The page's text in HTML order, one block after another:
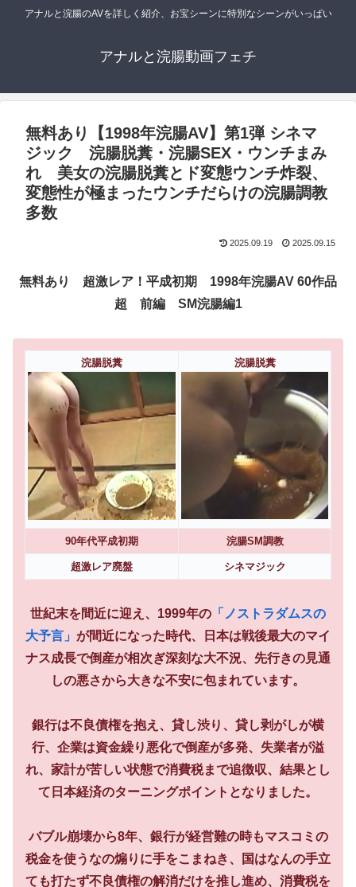
アナルと浣腸のAVを詳しく紹介、お宝シーンに特別なシーンがいっぱい
アナルと浣腸動画フェチ
無料あり【1998年浣腸AV】第1弾 シネマ
ジック 浣腸脱糞・浣腸SEX・ウンチまみ
れ 美女の浣腸脱糞とド変態ウンチ炸裂、
変態性が極まったウンチだらけの浣腸調教
多数
2025.09.19 2025.09.15
無料あり 超激レア！平成初期 1998年浣腸AV 60作品
超 前編 SM浣腸編1
浣腸脱糞 浣腸脱糞
90年代平成初期 浣腸SM調教
超激レア廃盤 シネマジック
世紀末を間近に迎え、1999年の 「ノストラダムスの
大予言」 が間近になった時代、日本は戦後最大のマイ
ナス成長で倒産が相次ぎ深刻な大不況、先行きの見通
しの悪さから大きな不安に包まれています。
銀行は不良債権を抱え、貸し渋り、貸し剥がしが横
行、企業は資金繰り悪化で倒産が多発、失業者が溢
れ、家計が苦しい状態で消費税まで追徴収、結果とし
て日本経済のターニングポイントとなりました。
バブル崩壊から8年、銀行が経営難の時もマスコミの
税金を使うなの煽りに手をこまねき、国はなんの手立
ても打たず不良債権の解消だけを推し進め、消費税を